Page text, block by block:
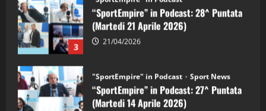
3
“SportEmpire” in Podcast: 28^ Puntata
(Martedi 21 Aprile 2026)
21/04/2026
"SportEmpire" in Podcast Sport News
“SportEmpire” in Podcast: 27^ Puntata
(Martedi 14 Aprile 2026)